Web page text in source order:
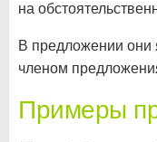
на
В предложении они
членом
Примеры